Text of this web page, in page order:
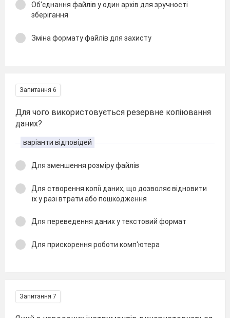
Об'єднання файлів у один архів для зручності
зберігання
Зміна формату файлів для захисту
Запитання 6
Для чого використовується резервне копіювання
даних?
варіанти відповідей
Для зменшення розміру файлів
Для створення копії даних, що дозволяє відновити
їх у разі втрати або пошкодження
Для переведення даних у текстовий формат
Для прискорення роботи комп'ютера
Запитання 7